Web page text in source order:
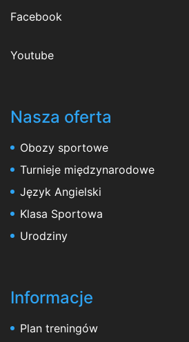
Facebook
Youtube
Nasza oferta
Obozy sportowe
Turnieje międzynarodowe
Język Angielski
Klasa Sportowa
Urodziny
Informacje
Plan treningów